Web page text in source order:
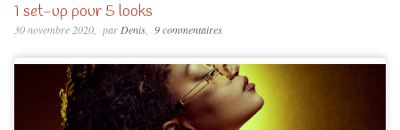
1 set-up pour 5 looks
30 novembre 2020 parDenis 9 commentaires